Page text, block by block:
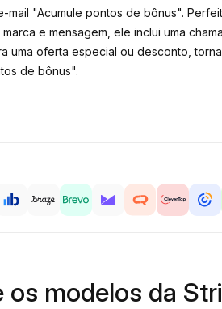
"Acumule pontos de bônus".
e mensagem, ele inclui uma
uma oferta especial ou desconto,
de bônus".
os modelos da